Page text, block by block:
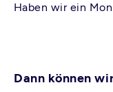
Haben wir ein
Dann können